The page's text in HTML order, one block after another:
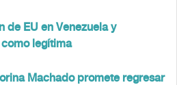
de EU en Venezuela y
legítima
Machado promete regresar